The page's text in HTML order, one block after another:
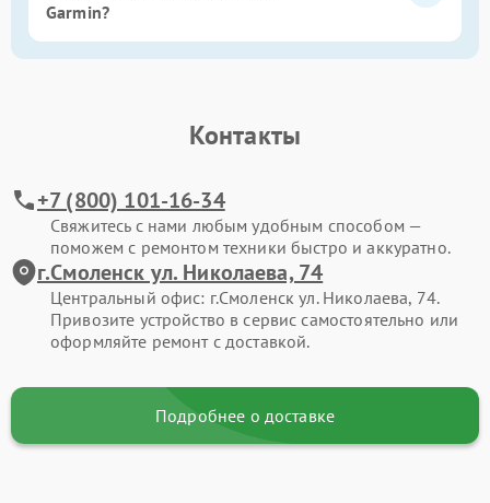
Garmin?
Контакты
+7 (800) 101-16-34
Свяжитесь с нами любым удобным способом —
поможем с ремонтом техники быстро и аккуратно.
г.Смоленск ул. Николаева, 74
Центральный офис: г.Смоленск ул. Николаева, 74.
Привозите устройство в сервис самостоятельно или
оформляйте ремонт с доставкой.
Подробнее о доставке